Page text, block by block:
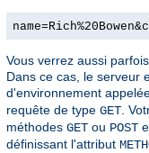
Vous verrez aussi
Dans ce cas, le serveur
d'environnement
requête de type GET .
méthodes GET ou POST
définissant l'attribut